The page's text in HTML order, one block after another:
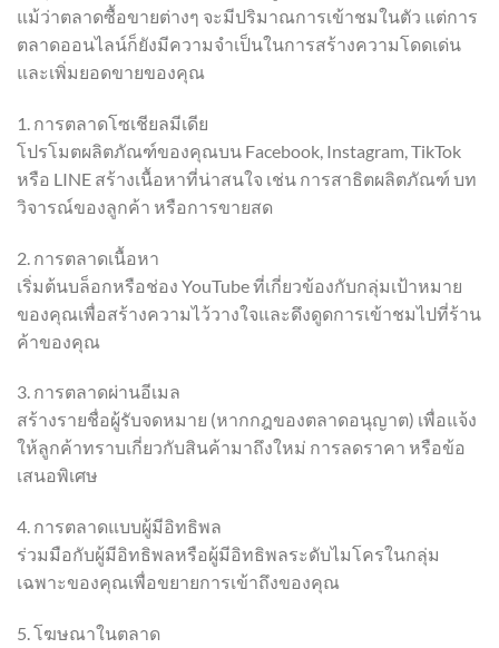
แม้ว่าตลาดซื้อขายต่างๆ จะมีปริมาณการเข้าชมในตัว แต่การ
ตลาดออนไลน์ก็ยังมีความจำเป็นในการสร้างความโดดเด่น
และเพิ่มยอดขายของคุณ
1. การตลาดโซเชียลมีเดีย
โปรโมตผลิตภัณฑ์ของคุณบน Facebook, Instagram, TikTok
หรือ LINE สร้างเนื้อหาที่น่าสนใจ เช่น การสาธิตผลิตภัณฑ์ บท
วิจารณ์ของลูกค้า หรือการขายสด
2. การตลาดเนื้อหา
เริ่มต้นบล็อกหรือช่อง YouTube ที่เกี่ยวข้องกับกลุ่มเป้าหมาย
ของคุณเพื่อสร้างความไว้วางใจและดึงดูดการเข้าชมไปที่ร้าน
ค้าของคุณ
3. การตลาดผ่านอีเมล
สร้างรายชื่อผู้รับจดหมาย (หากกฎของตลาดอนุญาต) เพื่อแจ้ง
ให้ลูกค้าทราบเกี่ยวกับสินค้ามาถึงใหม่ การลดราคา หรือข้อ
เสนอพิเศษ
4. การตลาดแบบผู้มีอิทธิพล
ร่วมมือกับผู้มีอิทธิพลหรือผู้มีอิทธิพลระดับไมโครในกลุ่ม
เฉพาะของคุณเพื่อขยายการเข้าถึงของคุณ
5. โฆษณาในตลาด